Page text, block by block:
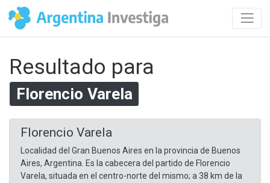
Resultado para
Florencio Varela
Florencio Varela
Localidad del Gran Buenos Aires en la provincia de Buenos
Aires, Argentina. Es la cabecera del partido de Florencio
Varela, situada en el centro-norte del mismo; a 38 km de la